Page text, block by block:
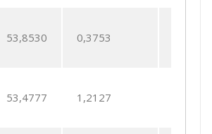
53,8530 0,3753
53,4777 1,2127